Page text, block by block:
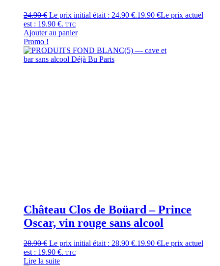
24.90€ Le prix initial était : 24.90 €.19.90 €Le prix actuel
est : 19.90 €. TTC
Ajouter au panier
Promo !
Château Clos de Boüard – Prince
Oscar, vin rouge sans alcool
28.90€ Le prix initial était : 28.90 €.19.90 €Le prix actuel
est : 19.90 €. TTC
Lire la suite